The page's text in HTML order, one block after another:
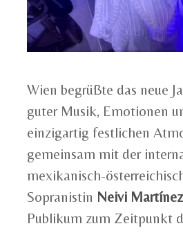
Wien begrüßte das neue
guter Musik, Emotionen
einzigartig festlichen
gemeinsam mit der
mexikanisch-
Sopranistin Neivi Martínez
Publikum zum Zeitpunkt